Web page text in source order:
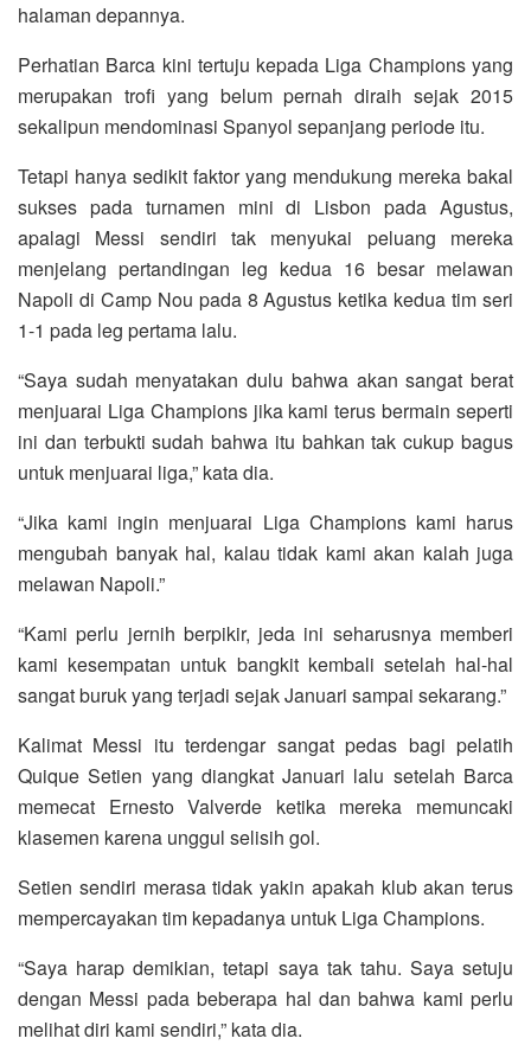
halaman depannya.
Perhatian Barca kini tertuju kepada Liga Champions yang
merupakan trofi yang belum pernah diraih sejak 2015
sekalipun mendominasi Spanyol sepanjang periode itu.
Tetapi hanya sedikit faktor yang mendukung mereka bakal
sukses pada turnamen mini di Lisbon pada Agustus,
apalagi Messi sendiri tak menyukai peluang mereka
menjelang pertandingan leg kedua 16 besar melawan
Napoli di Camp Nou pada 8 Agustus ketika kedua tim seri
1-1 pada leg pertama lalu.
“Saya sudah menyatakan dulu bahwa akan sangat berat
menjuarai Liga Champions jika kami terus bermain seperti
ini dan terbukti sudah bahwa itu bahkan tak cukup bagus
untuk menjuarai liga,” kata dia.
“Jika kami ingin menjuarai Liga Champions kami harus
mengubah banyak hal, kalau tidak kami akan kalah juga
melawan Napoli.”
“Kami perlu jernih berpikir, jeda ini seharusnya memberi
kami kesempatan untuk bangkit kembali setelah hal-hal
sangat buruk yang terjadi sejak Januari sampai sekarang.”
Kalimat Messi itu terdengar sangat pedas bagi pelatih
Quique Setien yang diangkat Januari lalu setelah Barca
memecat Ernesto Valverde ketika mereka memuncaki
klasemen karena unggul selisih gol.
Setien sendiri merasa tidak yakin apakah klub akan terus
mempercayakan tim kepadanya untuk Liga Champions.
“Saya harap demikian, tetapi saya tak tahu. Saya setuju
dengan Messi pada beberapa hal dan bahwa kami perlu
melihat diri kami sendiri,” kata dia.